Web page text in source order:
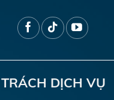
DỊCH VỤ